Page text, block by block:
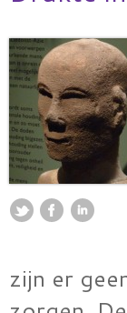
zijn er